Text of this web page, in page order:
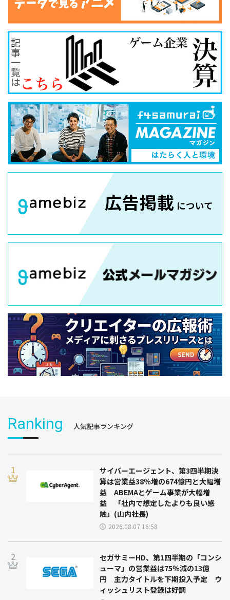
Ranking 人気記事ランキング
サイバーエージェント、第3四半期決
算は営業益38％増の674億円と大幅増
益 ABEMAとゲーム事業が大幅増
益 「社内で想定したよりも良い感
触」(山内社長)
2026.08.07 16:58
セガサミーHD、第1四半期の「コンシ
ューマ」の営業益は75％減の13億
円 主力タイトルを下期投入予定 ウ
ィッシュリスト登録は好調